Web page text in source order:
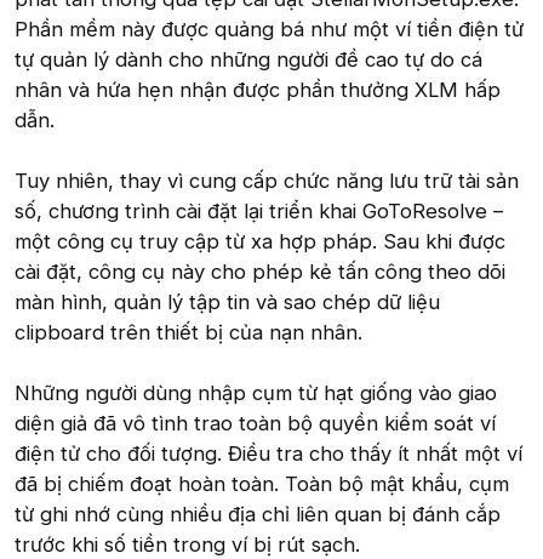
Phần mềm này được quảng bá như một ví tiền điện tử
tự quản lý dành cho những người đề cao tự do cá
nhân và hứa hẹn nhận được phần thưởng XLM hấp
dẫn.
Tuy nhiên, thay vì cung cấp chức năng lưu trữ tài sản
số, chương trình cài đặt lại triển khai GoToResolve –
một công cụ truy cập từ xa hợp pháp. Sau khi được
cài đặt, công cụ này cho phép kẻ tấn công theo dõi
màn hình, quản lý tập tin và sao chép dữ liệu
clipboard trên thiết bị của nạn nhân.
Những người dùng nhập cụm từ hạt giống vào giao
diện giả đã vô tình trao toàn bộ quyền kiểm soát ví
điện tử cho đối tượng. Điều tra cho thấy ít nhất một ví
đã bị chiếm đoạt hoàn toàn. Toàn bộ mật khẩu, cụm
từ ghi nhớ cùng nhiều địa chỉ liên quan bị đánh cắp
trước khi số tiền trong ví bị rút sạch.